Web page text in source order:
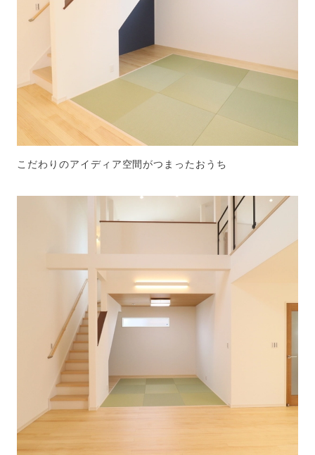
こだわりのアイディア空間がつまったおうち